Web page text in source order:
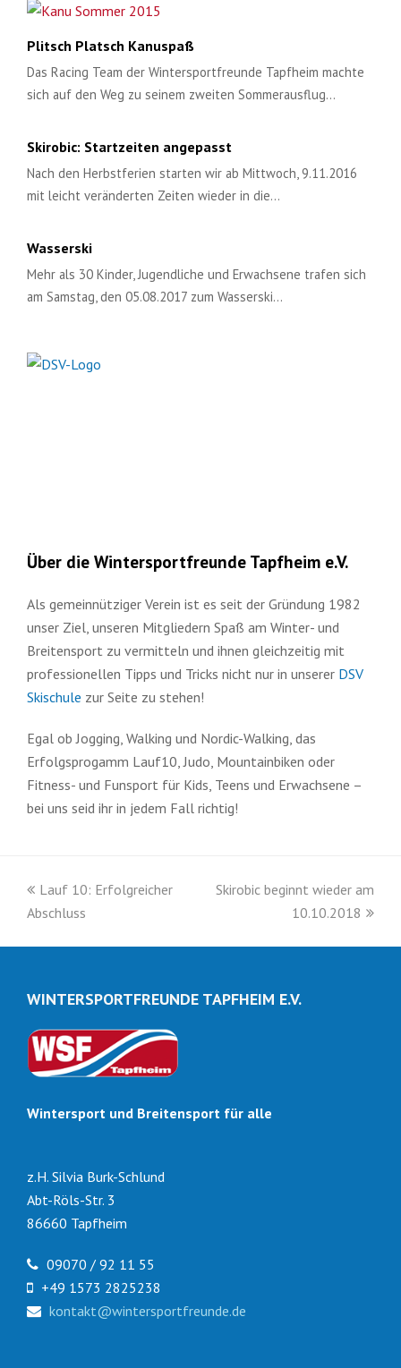
Plitsch Platsch Kanuspaß
Das Racing Team der Wintersportfreunde Tapfheim machte
sich auf den Weg zu seinem zweiten Sommerausflug…
Skirobic: Startzeiten angepasst
Nach den Herbstferien starten wir ab Mittwoch, 9.11.2016
mit leicht veränderten Zeiten wieder in die…
Wasserski
Mehr als 30 Kinder, Jugendliche und Erwachsene trafen sich
am Samstag, den 05.08.2017 zum Wasserski…
Über die Wintersportfreunde Tapfheim e.V.
Als gemeinnütziger Verein ist es seit der Gründung 1982
unser Ziel, unseren Mitgliedern Spaß am Winter- und
Breitensport zu vermitteln und ihnen gleichzeitig mit
professionellen Tipps und Tricks nicht nur in unserer DSV
Skischule zur Seite zu stehen!
Egal ob Jogging, Walking und Nordic-Walking, das
Erfolgsprogamm Lauf10, Judo, Mountainbiken oder
Fitness- und Funsport für Kids, Teens und Erwachsene –
bei uns seid ihr in jedem Fall richtig!
vorheriger
Beitrag:
Lauf 10: Erfolgreicher
Abschluss
Nächster
Skirobic beginnt wieder am
10.10.2018
WINTERSPORTFREUNDE TAPFHEIM E.V.
Wintersport und Breitensport für alle
z.H. Silvia Burk-Schlund
Abt-Röls-Str. 3
86660 Tapfheim
09070 / 92 11 55
+49 1573 2825238
kontakt@wintersportfreunde.de